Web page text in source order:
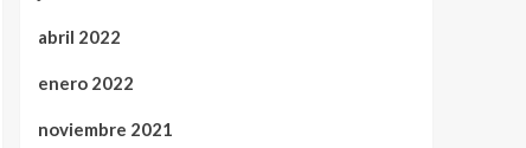
abril 2022
enero 2022
noviembre 2021